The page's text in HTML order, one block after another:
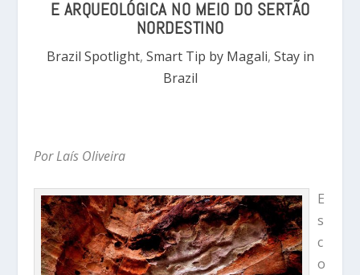
E ARQUEOLÓGICA NO MEIO DO SERTÃO
NORDESTINO
Brazil Spotlight, Smart Tip by Magali, Stay in
Brazil
Por Laís Oliveira
E
s
c
o